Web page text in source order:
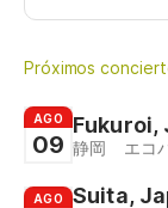
Próximos
AGO
09
Fukuroi,
静岡 エコ
AGO Suita,